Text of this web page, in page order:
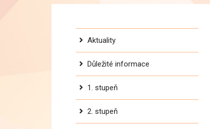
Aktuality
Důležité informace
1. stupeň
2. stupeň